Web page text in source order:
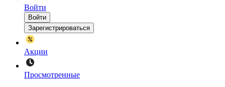
Войти
Войти
Зарегистрироваться
Акции
Просмотренные